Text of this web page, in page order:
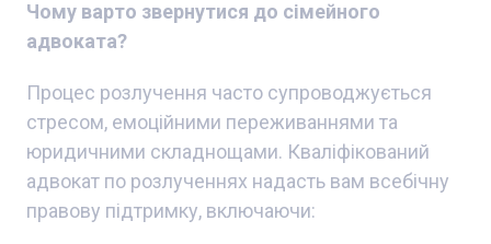
Чому варто звернутися до сімейного
адвоката?
Процес розлучення часто супроводжується
стресом, емоційними переживаннями та
юридичними складнощами. Кваліфікований
адвокат по розлученнях надасть вам всебічну
правову підтримку, включаючи: